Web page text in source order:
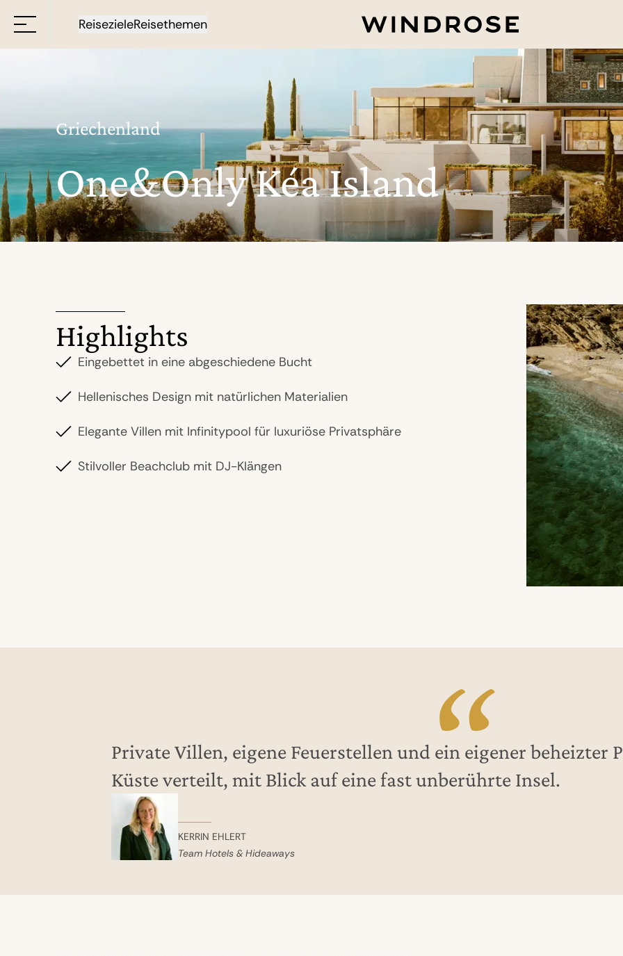
ReisezieleReisethemen
Griechenland
One&Only Kéa Island
Highlights
Eingebettet in eine abgeschiedene Bucht
Hellenisches Design mit natürlichen Materialien
Elegante Villen mit Infinitypool für luxuriöse Privatsphäre
Stilvoller Beachclub mit DJ-Klängen
Private Villen, eigene Feuerstellen und ein eigener beheizter
Küste verteilt, mit Blick auf eine fast unberührte Insel.
KERRIN EHLERT
Team Hotels & Hideaways